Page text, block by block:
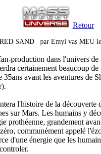
Retour
SAND par Emyl vas MEU
production dans l'univers de
certainement beaucoup de
35ans avant les aventures de
l'histoire de la découverte
sur Mars. Les humains y
prothéenne, grandement
communément appelé
d'une énergie que les